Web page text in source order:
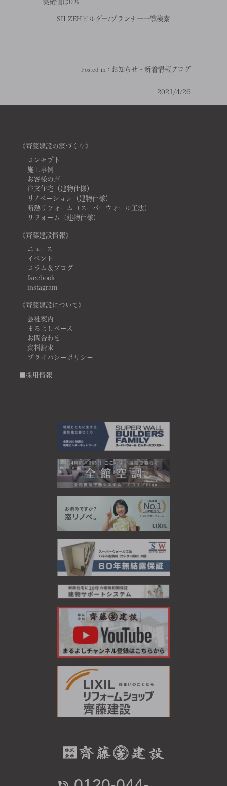
実績値は0％
SII ZEHビルダー/プランナー一覧検索
Posted in： お知らせ・新着情報ブログ
2021/4/26
《齊藤建設の家づくり》
コンセプト
施工事例
お客様の声
注文住宅（建物仕様）
リノベーション（建物仕様）
断熱リフォーム（スーパーウォール工法）
リフォーム（建物仕様）
《齊藤建設情報》
ニュース
イベント
コラム＆ブログ
facebook
instagram
《齊藤建設について》
会社案内
まるよしベース
お問合わせ
資料請求
プライバシーポリシー
■採用情報